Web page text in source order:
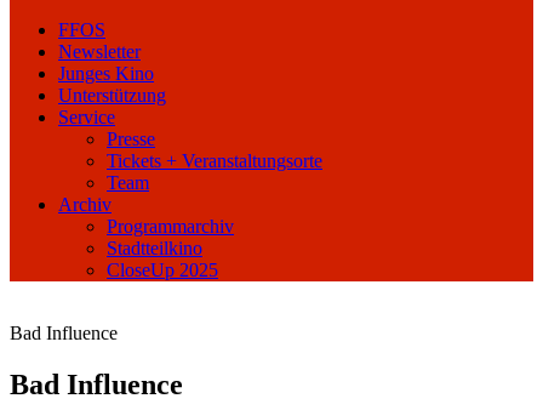
FFOS
Newsletter
Junges Kino
Unterstützung
Service
Presse
Tickets + Veranstaltungsorte
Team
Archiv
Programmarchiv
Stadtteilkino
CloseUp 2025
Bad Influence
Bad Influence